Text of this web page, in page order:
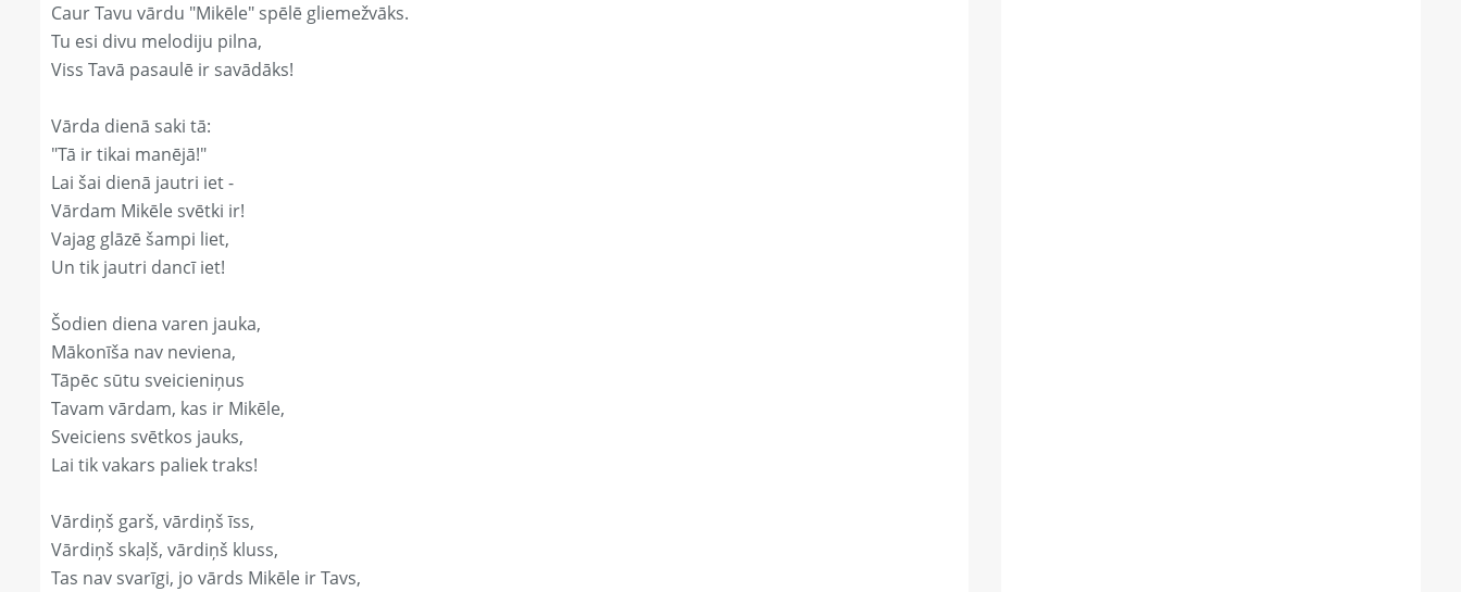
Caur Tavu vārdu "Mikēle" spēlē gliemežvāks.
Tu esi divu melodiju pilna,
Viss Tavā pasaulē ir savādāks!
Vārda dienā saki tā:
"Tā ir tikai manējā!"
Lai šai dienā jautri iet -
Vārdam Mikēle svētki ir!
Vajag glāzē šampi liet,
Un tik jautri dancī iet!
Šodien diena varen jauka,
Mākonīša nav neviena,
Tāpēc sūtu sveicieniņus
Tavam vārdam, kas ir Mikēle,
Sveiciens svētkos jauks,
Lai tik vakars paliek traks!
Vārdiņš garš, vārdiņš īss,
Vārdiņš skaļš, vārdiņš kluss,
Tas nav svarīgi, jo vārds Mikēle ir Tavs,